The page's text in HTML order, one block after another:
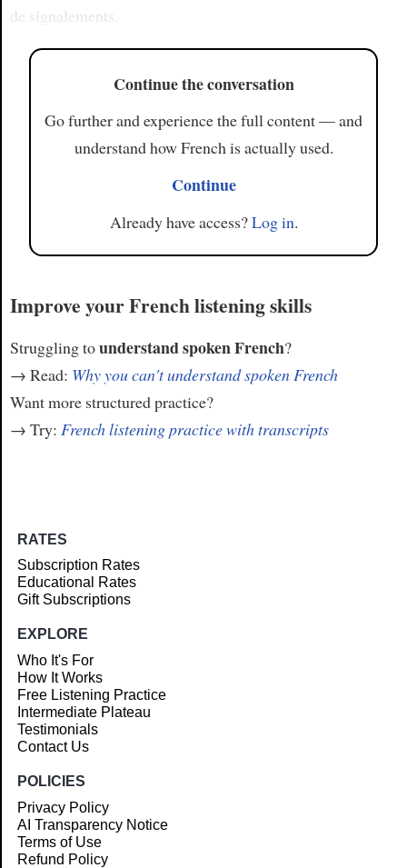
de signalements.
Continue the conversation
Go further and experience the full content — and
understand how French is actually used.
Continue
Already have access?Log in.
Improve your French listening skills
Struggling tounderstand spoken French?
→ Read: Why you can't understand spoken French
Want more structured practice?
→ Try: French listening practice with transcripts
RATES
Subscription Rates
Educational Rates
Gift Subscriptions
EXPLORE
Who It's For
How It Works
Free Listening Practice
Intermediate Plateau
Testimonials
Contact Us
POLICIES
Privacy Policy
AI Transparency Notice
Terms of Use
Refund Policy